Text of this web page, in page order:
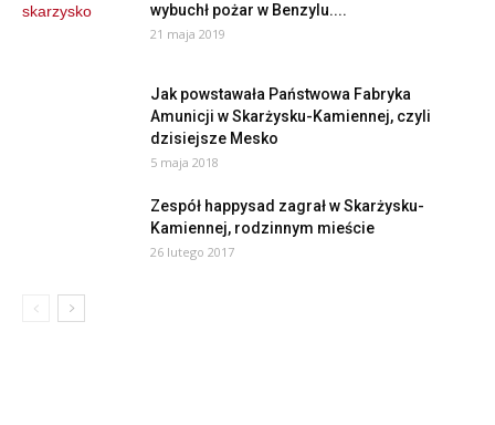
wybuchł pożar w Benzylu....
21 maja 2019
Jak powstawała Państwowa Fabryka
Amunicji w Skarżysku-Kamiennej, czyli
dzisiejsze Mesko
5 maja 2018
Zespół happysad zagrał w Skarżysku-
Kamiennej, rodzinnym mieście
26 lutego 2017